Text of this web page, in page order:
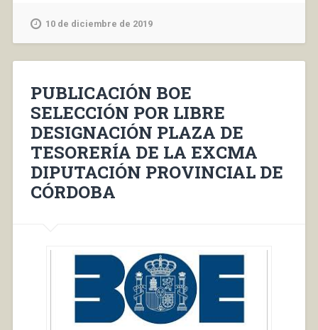
10 de diciembre de 2019
PUBLICACIÓN BOE
SELECCIÓN POR LIBRE
DESIGNACIÓN PLAZA DE
TESORERÍA DE LA EXCMA
DIPUTACIÓN PROVINCIAL DE
CÓRDOBA